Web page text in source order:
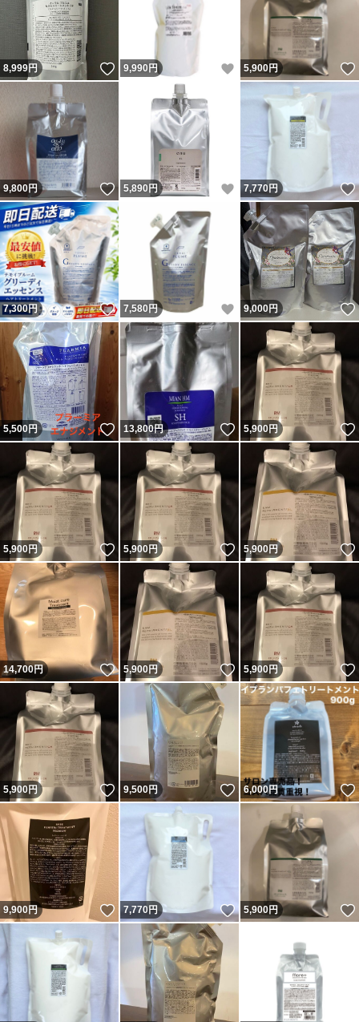
8,999円 いいね！
9,990 円 いいね！
5,900円
9,800円 いいね！
5,890 円 いいね！
7,770円
7,300円 いいね！
7,580 円 いいね！
9,000円
5,500円 いいね！
13,800円 いいね！
5,900円
5,900円 いいね！
5,900円 いいね！
5,900円
14,700円 いいね！
5,900円 いいね！
5,900円
5,900円 いいね！
9,500円 いいね！
6,000円
9,900円 いいね！
7,770円 いいね！
5,900円